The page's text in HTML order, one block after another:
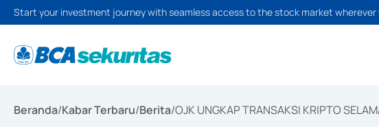
Start your investment journey with seamless access to the stock market wherever
Beranda/Kabar Terbaru/Berita/OJK UNGKAP TRANSAKSI KRIPTO